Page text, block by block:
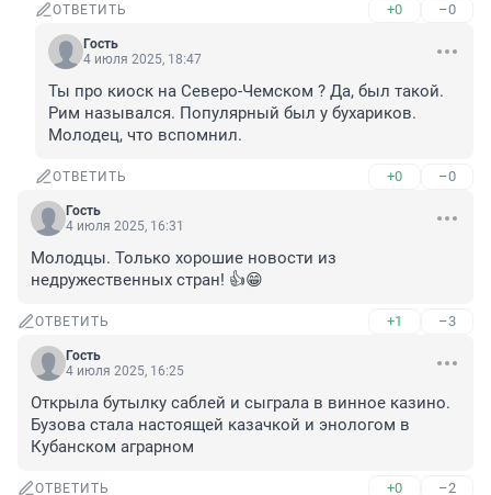
ОТВЕТИТЬ +0 –0
Гость
4 июля 2025, 18:47
Ты про киоск на Северо-Чемском ? Да, был такой.
Рим назывался. Популярный был у бухариков.
Молодец, что вспомнил.
ОТВЕТИТЬ +0 –0
Гость
4 июля 2025, 16:31
Молодцы. Только хорошие новости из
недружественных стран! 👍😁
ОТВЕТИТЬ +1 –3
Гость
4 июля 2025, 16:25
Открыла бутылку саблей и сыграла в винное казино.
Бузова стала настоящей казачкой и энологом в
Кубанском аграрном
ОТВЕТИТЬ +0 –2